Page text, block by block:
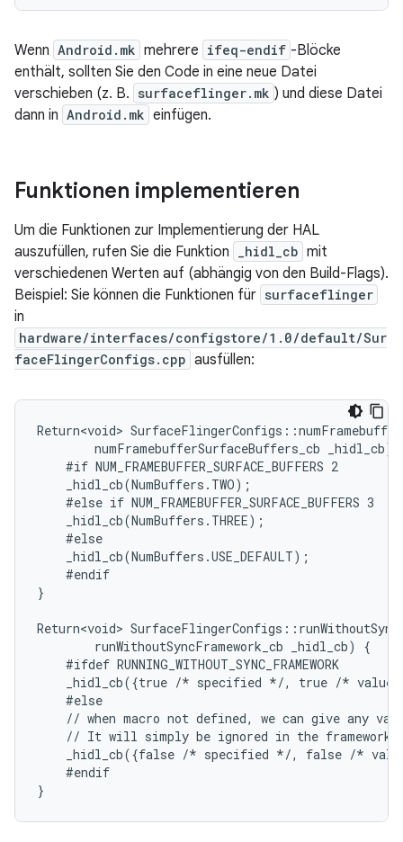
Wenn Android.mk mehrere ifeq-endif -Blöcke
enthält, sollten Sie den Code in eine neue Datei
verschieben (z. B. surfaceflinger.mk ) und diese Datei
dann in Android.mk einfügen.
Funktionen implementieren
Um die Funktionen zur Implementierung der HAL
auszufüllen, rufen Sie die Funktion
_hidl_cb mit
verschiedenen Werten auf (abhängig von den Build-Flags).
Beispiel: Sie können die Funktionen für surfaceflinger
in
hardware/interfaces/configstore/1.0/default/Sur
faceFlingerConfigs.cpp ausfüllen:
Return<void>
numFramebufferSurfaceBuffers_cb _hidl_cb)
    #if NUM_FRAMEBUFFER_SURFACE_BUFFERS 2
    _hidl_cb(NumBuffers.TWO);
    #else if NUM_FRAMEBUFFER_SURFACE_BUFFERS 3
    _hidl_cb(NumBuffers.THREE);
    #else
    _hidl_cb(NumBuffers.USE_DEFAULT);
    #endif
}
Return<void>
        runWithoutSyncFramework_cb _hidl_cb) {
    #ifdef RUNNING_WITHOUT_SYNC_FRAMEWORK
_hidl_cb({true /* specified */, true /* value
    #else
// when macro not defined, we can give any
// It will simply be ignored in the framework
_hidl_cb({false /* specified */, false /*
    #endif